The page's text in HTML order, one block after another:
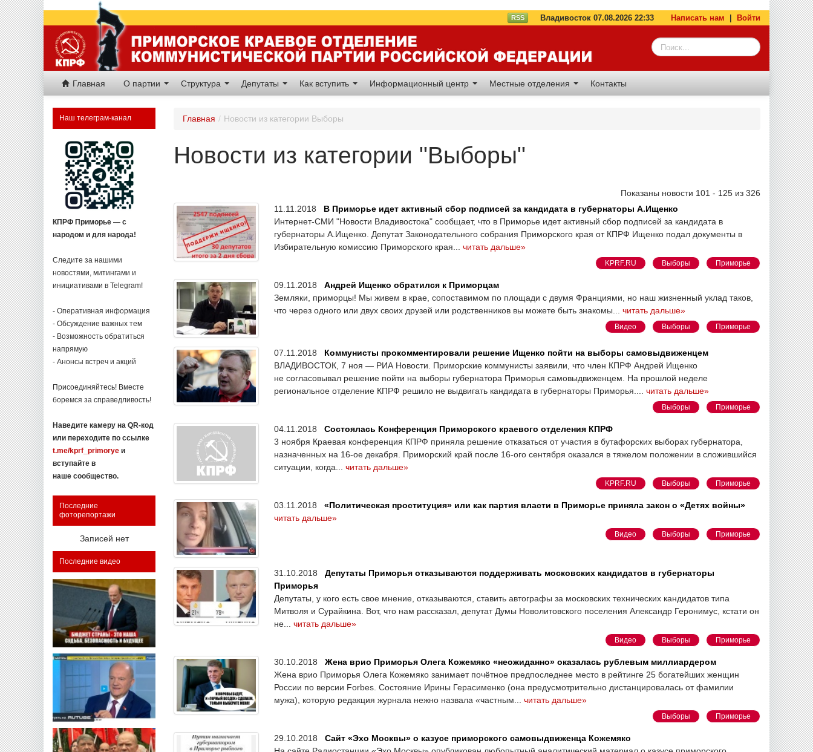
RSS Владивосток 07.08.2026 22:33 Написать нам Войти
Главная О партии Структура Депутаты Как вступить Информационный центр Местные отделения Контакты
Наш телеграм-канал
КПРФ Приморье — с
народом и для народа!
Следите за нашими
новостями, митингами и
инициативами в Telegram!
- Оперативная информация
- Обсуждение важных тем
- Возможность обратиться
напрямую
- Анонсы встреч и акций
Присоединяйтесь! Вместе
боремся за справедливость!
Наведите камеру на QR-код
или переходите по ссылке
t.me/kprf_primorye и
вступайте в
наше сообщество.
Последние
фоторепортажи
Записей нет
Последние видео
Главная / Новости из категории Выборы
Новости из категории "Выборы"
Показаны новости 101 - 125 из 326
11.11.2018 В Приморье идет активный сбор подписей за кандидата в губернаторы А.Ищенко
Интернет-СМИ "Новости Владивостока" сообщает, что в Приморье идет активный сбор подписей за кандидата в
губернаторы А.Ищенко. Депутат Законодательного собрания Приморского края от КПРФ Ищенко подал документы в
Избирательную комиссию Приморского края... читать дальше»
KPRF.RU Выборы Приморье
09.11.2018 Андрей Ищенко обратился к Приморцам
Земляки, приморцы! Мы живем в крае, сопоставимом по площади с двумя Франциями, но наш жизненный уклад таков,
что через одного или двух своих друзей или родственников вы можете быть знакомы... читать дальше»
Видео Выборы Приморье
07.11.2018 Коммунисты прокомментировали решение Ищенко пойти на выборы самовыдвиженцем
ВЛАДИВОСТОК, 7 ноя — РИА Новости. Приморские коммунисты заявили, что член КПРФ Андрей Ищенко
не согласовывал решение пойти на выборы губернатора Приморья самовыдвиженцем. На прошлой неделе
региональное отделение КПРФ решило не выдвигать кандидата в губернаторы Приморья.... читать дальше»
Выборы Приморье
04.11.2018 Состоялась Конференция Приморского краевого отделения КПРФ
3 ноября Краевая конференция КПРФ приняла решение отказаться от участия в бутафорских выборах губернатора,
назначенных на 16-ое декабря. Приморский край после 16-ого сентября оказался в тяжелом положении в сложившийся
ситуации, когда... читать дальше»
KPRF.RU Выборы Приморье
03.11.2018 «Политическая проституция» или как партия власти в Приморье приняла закон о «Детях войны»
читать дальше»
Видео Выборы Приморье
31.10.2018 Депутаты Приморья отказываются поддерживать московских кандидатов в губернаторы
Приморья
Депутаты, у кого есть свое мнение, отказываются, ставить автографы за московских технических кандидатов типа
Митволя и Сурайкина. Вот, что нам рассказал, депутат Думы Новолитовского поселения Александр Геронимус, кстати он
не... читать дальше»
Видео Выборы Приморье
30.10.2018 Жена врио Приморья Олега Кожемяко «неожиданно» оказалась рублевым миллиардером
Жена врио Приморья Олега Кожемяко занимает почётное предпоследнее место в рейтинге 25 богатейших женщин
России по версии Forbes. Состояние Ирины Герасименко (она предусмотрительно дистанцировалась от фамилии
мужа), которую редакция журнала нежно назвала «частным... читать дальше»
Выборы Приморье
29.10.2018 Сайт «Эхо Москвы» о казусе приморского самовыдвиженца Кожемяко